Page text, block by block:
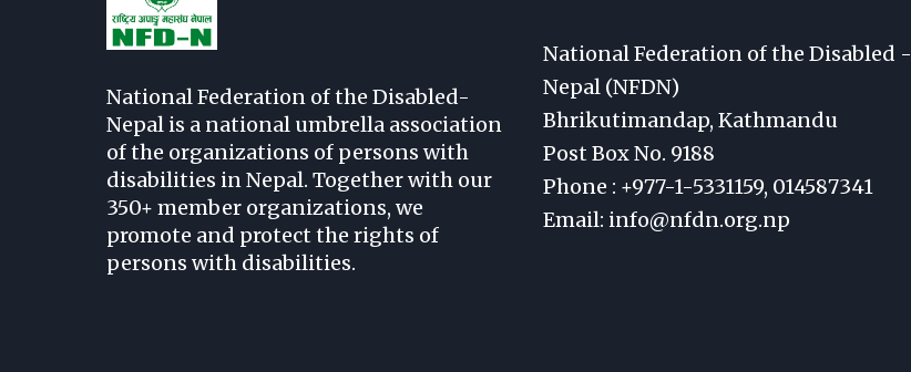
National Federation of the Disabled-
Nepal is a national umbrella association
of the organizations of persons with
disabilities in Nepal. Together with our
350+ member organizations, we
promote and protect the rights of
persons with disabilities.
National Federation of the Disabled -
Nepal (NFDN)
Bhrikutimandap, Kathmandu
Post Box No. 9188
Phone : +977-1-5331159, 014587341
Email: info@nfdn.org.np